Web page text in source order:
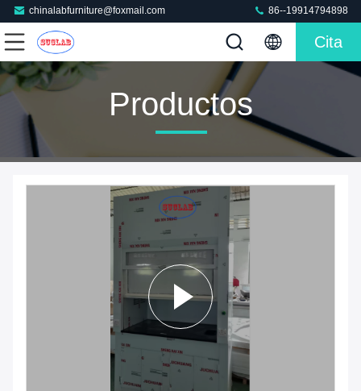
chinalabfurniture@foxmail.com 86--19914794898
Cita
Productos